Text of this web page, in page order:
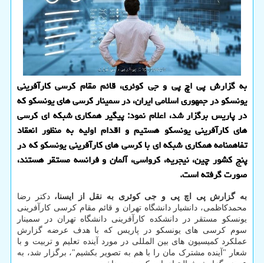
به گزارش پی اچ پی و جی کوئری، قائم مقام کرسی کارآفرینی
یونسکو در جمهوری اسلامی ایران، در سمینار کرسی های یونسکو که
در پاریس برگزار شد، اعلام نمود: پیگیر همکاری شبکه ای کرسی
های کارآفرینی یونسکو هستیم و اقدام اولیه به منظور انعقاد
تفاهمنامه همکاری شبکه ای با کرسی های کارآفرینی یونسکو که در
پنج کشور چین، نیجریه، کرواسی، آلمان و فرانسه مستقر هستند،
صورت گرفته است.
به گزارش پی اچ پی و جی کوئری به نقل از ایسنا،دکتر رضا
محمدکاظمی، دانشیار دانشگاه تهران و قائم مقام کرسی کارآفرینی
یونسکو مستقر در دانشکده کارآفرینی دانشگاه تهران در سمینار
سوم کرسی های یونسکو در پاریس که با هدف عرضه گزارش
عملکرد کمیسیون های بین المللی در مورد آینده تعلیم و تربیت و با
شعار "آینده مشترک مان را با هم به تصویر بکشیم"، برگزار شد، به